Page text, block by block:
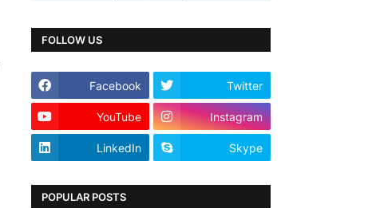
FOLLOW US
Facebook Twitter
YouTube Instagram
LinkedIn Skype
POPULAR POSTS